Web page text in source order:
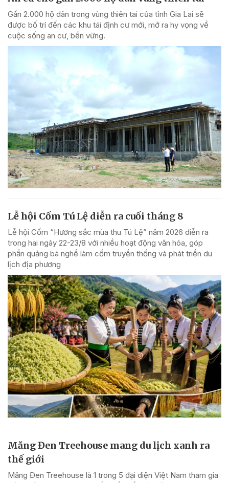
Gần 2.000 hộ dân trong vùng thiên tai của tỉnh Gia Lai sẽ
được bố trí đến các khu tái định cư mới, mở ra hy vọng về
cuộc sống an cư, bền vững.
Lễ hội Cốm Tú Lệ diễn ra cuối tháng 8
Lễ hội Cốm “Hương sắc mùa thu Tú Lệ” năm 2026 diễn ra
trong hai ngày 22-23/8 với nhiều hoạt động văn hóa, góp
phần quảng bá nghề làm cốm truyền thống và phát triển du
lịch địa phương
Măng Đen Treehouse mang du lịch xanh ra
thế giới
Măng Đen Treehouse là 1 trong 5 đại diện Việt Nam tham gia